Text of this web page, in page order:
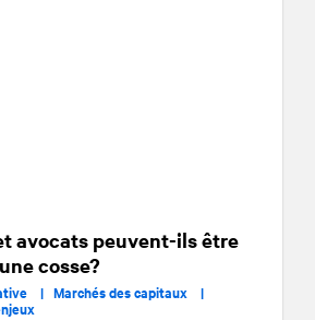
avocats peuvent-ils être
cosse?
| Marchés des capitaux |